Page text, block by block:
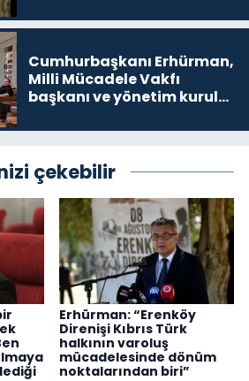
Cumhurbaşkanı Erhürman,
Milli Mücadele Vakfı
başkanı ve yönetim kurulu
çekebilir
Erhürman: “Erenköy
Direnişi Kıbrıs Türk
halkının varoluş
mücadelesinde dönüm
noktalarından biri”